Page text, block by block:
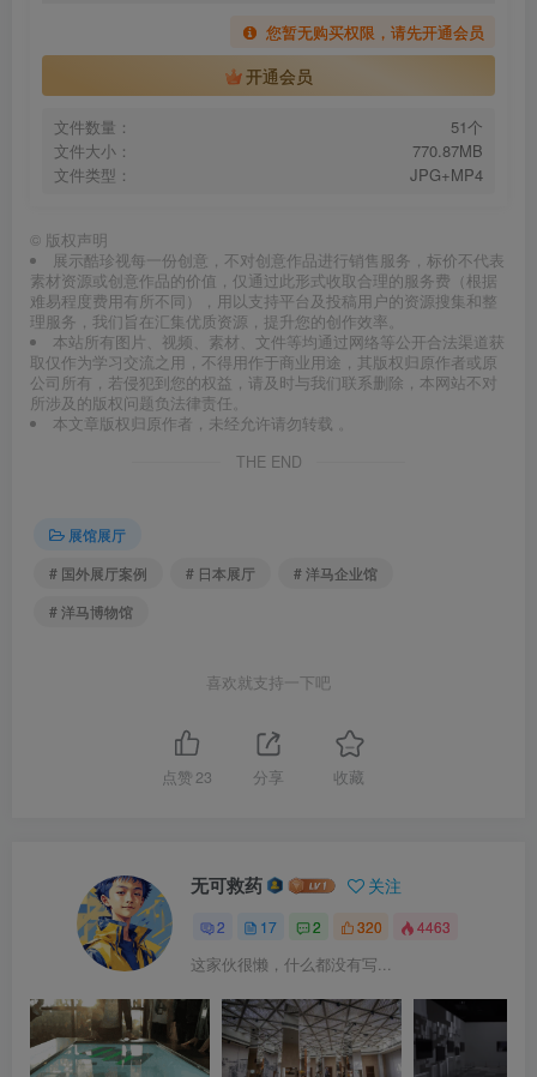
您暂无购买权限，请先开通会员
开通会员
文件数量：
51个
文件大小：
770.87MB
文件类型：
JPG+MP4
© 版权声明
展示酷珍视每一份创意，不对创意作品进行销售服务，标价不代表
素材资源或创意作品的价值，仅通过此形式收取合理的服务费（根据
难易程度费用有所不同），用以支持平台及投稿用户的资源搜集和整
理服务，我们旨在汇集优质资源，提升您的创作效率。
本站所有图片、视频、素材、文件等均通过网络等公开合法渠道获
取仅作为学习交流之用，不得用作于商业用途，其版权归原作者或原
公司所有，若侵犯到您的权益，请及时与我们联系删除，本网站不对
所涉及的版权问题负法律责任。
本文章版权归原作者，未经允许请勿转载 。
THE END
展馆展厅
# 国外展厅案例
# 日本展厅
# 洋马企业馆
# 洋马博物馆
喜欢就支持一下吧
点赞 23 分享 收藏
无可救药 关注
2 17 2 320 4463
这家伙很懒，什么都没有写...